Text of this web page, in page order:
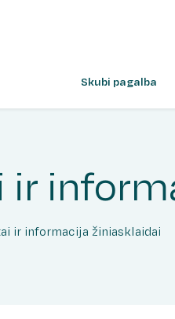
Skubi pagalba
ir
ir informacija žiniasklaidai